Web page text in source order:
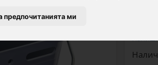
предпочитанията ми